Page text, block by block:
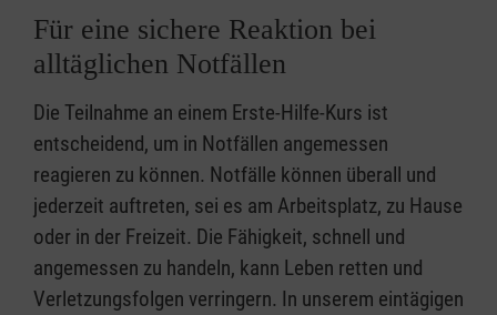
Für eine sichere Reaktion bei
alltäglichen Notfällen
Die Teilnahme an einem Erste-Hilfe-Kurs ist
entscheidend, um in Notfällen angemessen
reagieren zu können. Notfälle können überall und
jederzeit auftreten, sei es am Arbeitsplatz, zu Hause
oder in der Freizeit. Die Fähigkeit, schnell und
angemessen zu handeln, kann Leben retten und
Verletzungsfolgen verringern. In unserem eintägigen